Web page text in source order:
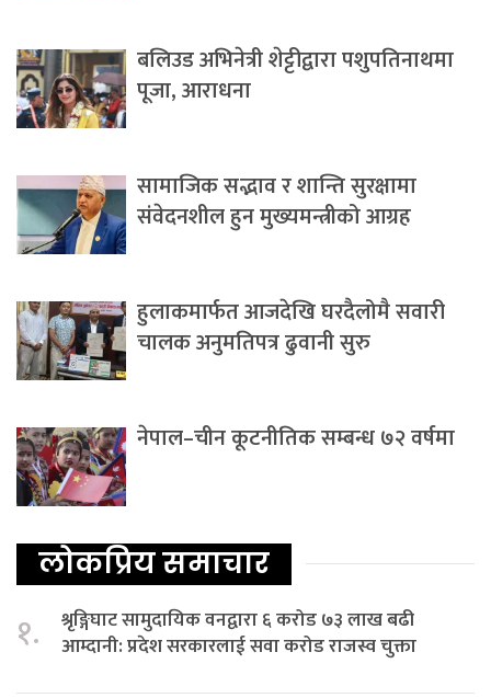
बलिउड अभिनेत्री शेट्टीद्वारा पशुपतिनाथमा
पूजा, आराधना
सामाजिक सद्भाव र शान्ति सुरक्षामा
संवेदनशील हुन मुख्यमन्त्रीको आग्रह
हुलाकमार्फत आजदेखि घरदैलोमै सवारी
चालक अनुमतिपत्र ढुवानी सुरु
नेपाल–चीन कूटनीतिक सम्बन्ध ७२ वर्षमा
लोकप्रिय समाचार
१.
श्रृङ्गिघाट सामुदायिक वनद्वारा ६ करोड ७३ लाख बढी
आम्दानी: प्रदेश सरकारलाई सवा करोड राजस्व चुक्ता